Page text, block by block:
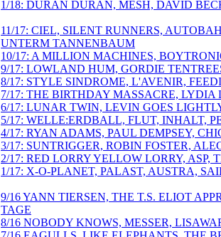
1/18: DURAN DURAN, MESH, DAVID
11/17: CIEL, SILENT RUNNERS,
UNTERM TANNENBAUM
10/17: A MILLION MACHINES,
9/17: LOWLAND HUM, GORDIE
8/17: STYLE SINDROME, L'AVENIR,
7/17: THE BIRTHDAY MASSACRE,
6/17: LUNAR TWIN, LEVIN GOES
5/17: WELLE:ERDBALL, FLUT, INHALT,
4/17: RYAN ADAMS, PAUL DEMPSEY,
3/17: SUNTRIGGER, ROBIN FOSTER,
2/17: RED LORRY YELLOW LORRY,
1/17: X-O-PLANET, PALAST, AUSTRA,
9/16 YANN TIERSEN, THE T.S. ELIOT
TAGE
8/16 NOBODY KNOWS, MESSER,